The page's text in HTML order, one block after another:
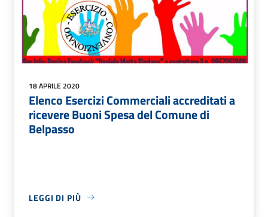
18 APRILE 2020
Elenco Esercizi Commerciali accreditati a
ricevere Buoni Spesa del Comune di
Belpasso
LEGGI DI PIÙ